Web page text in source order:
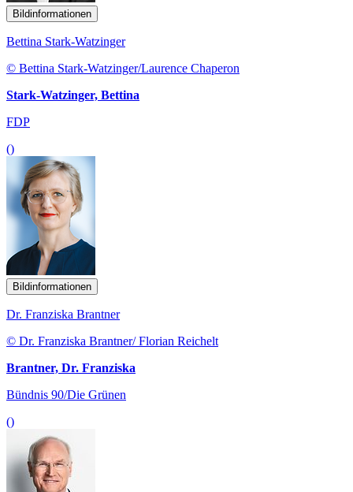
Bildinformationen
Bettina Stark-Watzinger
© Bettina Stark-Watzinger/Laurence Chaperon
Stark-Watzinger, Bettina
FDP
()
Bildinformationen
Dr. Franziska Brantner
© Dr. Franziska Brantner/ Florian Reichelt
Brantner, Dr. Franziska
Bündnis 90/Die Grünen
()